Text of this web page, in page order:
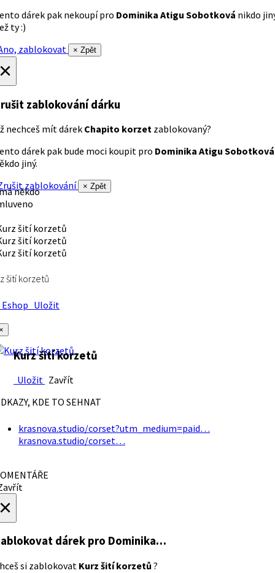
dárek pak nekoupí pro Dominika Atigu Sobotková nikdo
ty :)
zablokovat
× Zpět
zablokování dárku
nechceš mít dárek Chapito korzet zablokovaný?
dárek pak bude moci koupit pro Dominika Atigu Sobotková
jiný.
zablokování
× Zpět
někdo
šití korzetů
Uložit
Kurz šití korzetů
Uložit Zavřít
KDE TO SEHNAT
krasnova.studio/corset?utm_medium=paid…
krasnova.studio/corset…
dárek pro Dominika…
si zablokovat Kurz šití korzetů ?